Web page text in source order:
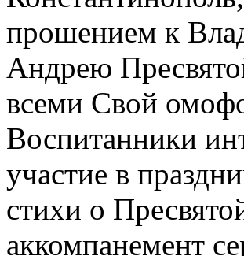
прошением к
Андрею
всеми Свой
Воспитанники
участие в
стихи о
аккомпанемент